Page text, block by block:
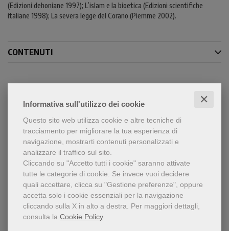
Informativa sull'utilizzo dei cookie ✕
Questo sito web utilizza cookie e altre tecniche di
tracciamento per migliorare la tua esperienza di
navigazione, mostrarti contenuti personalizzati e
analizzare il traffico sul sito.
Cliccando su "Accetto tutti i cookie" saranno attivate
tutte le categorie di cookie. Se invece vuoi decidere
quali accettare, clicca su "Gestione preferenze", oppure
accetta solo i cookie essenziali per la navigazione
cliccando sulla X in alto a destra. Per maggiori dettagli,
consulta la Cookie Policy.
(Edizioni dehoniane 1997); L’islam e la bioetica (Edizioni scientifiche
italiane 1998); La severa legge del Corano (Piemme 2002).
CONTENUTI
Condividi
Dello stesso autore